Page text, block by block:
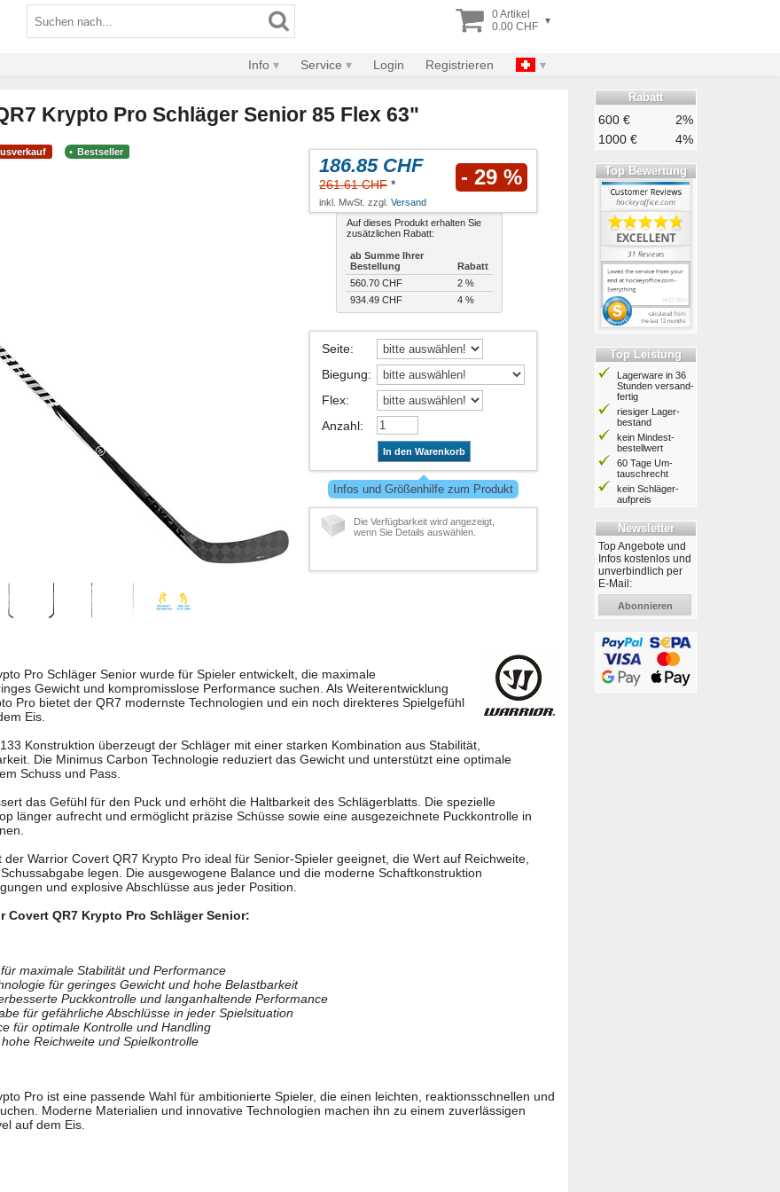
0 Artikel
0.00 CHF ▾
Info Service Login Registrieren
Krypto Pro Schläger Senior 85 Flex 63"
Bestseller
186.85 CHF
261.61 CHF * - 29 %
inkl. MwSt. zzgl. Versand
Auf dieses Produkt erhalten Sie
zusätzlichen Rabatt:
ab Summe Ihrer
Bestellung
Rabatt
560.70 CHF
2 %
934.49 CHF
4 %
Seite:
Biegung:
Flex:
Anzahl:
In den Warenkorb
Infos und Größenhilfe zum Produkt
Die Verfügbarkeit wird angezeigt,
wenn Sie Details auswählen.
Pro Schläger Senior wurde für Spieler entwickelt, die maximale
Gewicht und kompromisslose Performance suchen. Als Weiterentwicklung
Pro bietet der QR7 modernste Technologien und ein noch direkteres Spielgefühl
Eis.
Konstruktion überzeugt der Schläger mit einer starken Kombination aus Stabilität,
Die Minimus Carbon Technologie reduziert das Gewicht und unterstützt eine optimale
Schuss und Pass.
das Gefühl für den Puck und erhöht die Haltbarkeit des Schlägerblatts. Die spezielle
länger aufrecht und ermöglicht präzise Schüsse sowie eine ausgezeichnete Puckkontrolle in
Warrior Covert QR7 Krypto Pro ideal für Senior-Spieler geeignet, die Wert auf Reichweite,
legen. Die ausgewogene Balance und die moderne Schaftkonstruktion
und explosive Abschlüsse aus jeder Position.
Covert QR7 Krypto Pro Schläger Senior:
maximale Stabilität und Performance
für geringes Gewicht und hohe Belastbarkeit
Puckkontrolle und langanhaltende Performance
für gefährliche Abschlüsse in jeder Spielsituation
für optimale Kontrolle und Handling
Reichweite und Spielkontrolle
Pro ist eine passende Wahl für ambitionierte Spieler, die einen leichten, reaktionsschnellen und
Moderne Materialien und innovative Technologien machen ihn zu einem zuverlässigen
auf dem Eis.
Rabatt
600 €
2%
1000 €
4%
Top Bewertung
Top Leistung
Lagerware in 36
Stunden ver­sand­
fertig
riesiger Lager­
bestand
kein Mindest­
bestell­wert
60 Tage Um­
tausch­recht
kein Schläger­
aufpreis
Newsletter
Top Angebote und
Infos kostenlos und
unverbindlich per
E-Mail:
Abonnieren